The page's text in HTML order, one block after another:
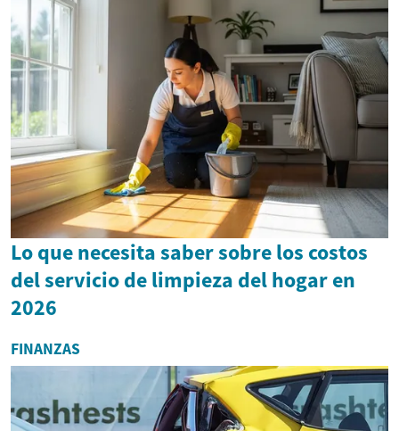
Lo que necesita saber sobre los costos
del servicio de limpieza del hogar en
2026
FINANZAS